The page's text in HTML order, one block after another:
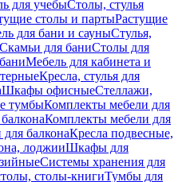
для учебыСтолы, стулья
столы и партыРастущие
для бани и сауныСтулья,
Скамьи для баниСтолы для
Мебель для кабинета и
Кресла, стулья для
Шкафы офисныеСтеллажи,
тумбыКомплекты мебели для
Комплекты мебели для
балконаКресла подвесные,
лоджииШкафы для
Системы хранения для
столы-книгиТумбы для